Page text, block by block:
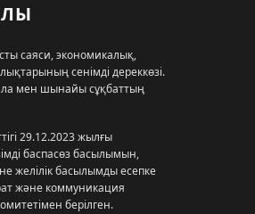
саяси, экономикалық,
сенімді дереккөзі.
мен шынайы сұқбаттың
29.12.2023 жылғы
баспасөз басылымын,
желілік басылымды есепке
және коммуникация
берілген.